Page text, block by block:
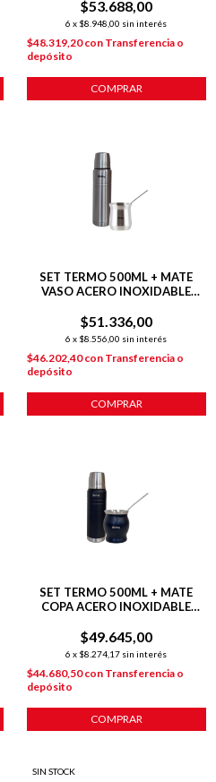
$53.688,00
6 x $8.948,00 sin interés
$48.319,20con Transferencia o
depósito
SET TERMO 500ML + MATE
VASO ACERO INOXIDABLE
$51.336,00
6 x $8.556,00 sin interés
$46.202,40con Transferencia o
depósito
SET TERMO 500ML + MATE
COPA ACERO INOXIDABLE
$49.645,00
6 x $8.274,17 sin interés
$44.680,50con Transferencia o
depósito
SIN STOCK